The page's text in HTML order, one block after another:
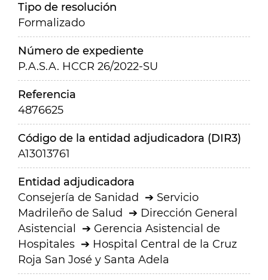
Tipo de resolución
Formalizado
Número de expediente
P.A.S.A. HCCR 26/2022-SU
Referencia
4876625
Código de la entidad adjudicadora (DIR3)
A13013761
Entidad adjudicadora
Consejería de Sanidad
Servicio
Madrileño de Salud
Dirección General
Asistencial
Gerencia Asistencial de
Hospitales
Hospital Central de la Cruz
Roja San José y Santa Adela